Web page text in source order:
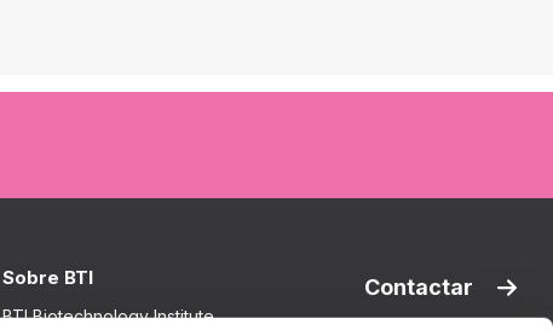
Sobre BTI
BTI Biotechnology Institute
Contactar